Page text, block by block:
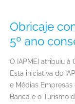
Obricaje
5º ano
O IAPMEI atribuiu à
Esta iniciativa do
e Médias
Banca e o Turismo